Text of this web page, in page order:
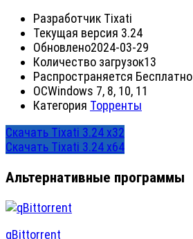
Разработчик Tixati
Текущая версия 3.24
Обновлено2024-03-29
Количество загрузок13
Распространяется Бесплатно
ОСWindows 7, 8, 10, 11
Категория Торренты
Скачать Tixati 3.24 x32
Скачать Tixati 3.24 x64
Альтернативные программы
qBittorrent